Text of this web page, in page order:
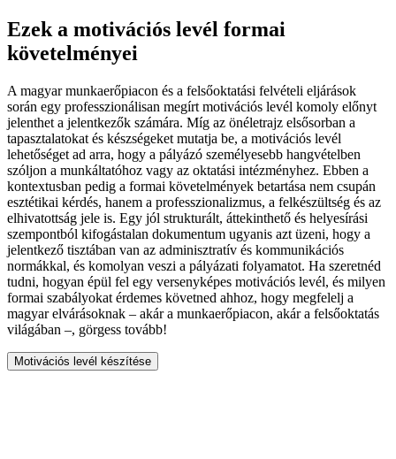
Ezek a motivációs levél formai
követelményei
A magyar munkaerőpiacon és a felsőoktatási felvételi eljárások
során egy professzionálisan megírt motivációs levél komoly előnyt
jelenthet a jelentkezők számára. Míg az önéletrajz elsősorban a
tapasztalatokat és készségeket mutatja be, a motivációs levél
lehetőséget ad arra, hogy a pályázó személyesebb hangvételben
szóljon a munkáltatóhoz vagy az oktatási intézményhez. Ebben a
kontextusban pedig a formai követelmények betartása nem csupán
esztétikai kérdés, hanem a professzionalizmus, a felkészültség és az
elhivatottság jele is. Egy jól strukturált, áttekinthető és helyesírási
szempontból kifogástalan dokumentum ugyanis azt üzeni, hogy a
jelentkező tisztában van az adminisztratív és kommunikációs
normákkal, és komolyan veszi a pályázati folyamatot. Ha szeretnéd
tudni, hogyan épül fel egy versenyképes motivációs levél, és milyen
formai szabályokat érdemes követned ahhoz, hogy megfelelj a
magyar elvárásoknak – akár a munkaerőpiacon, akár a felsőoktatás
világában –, görgess tovább!
Motivációs levél készítése